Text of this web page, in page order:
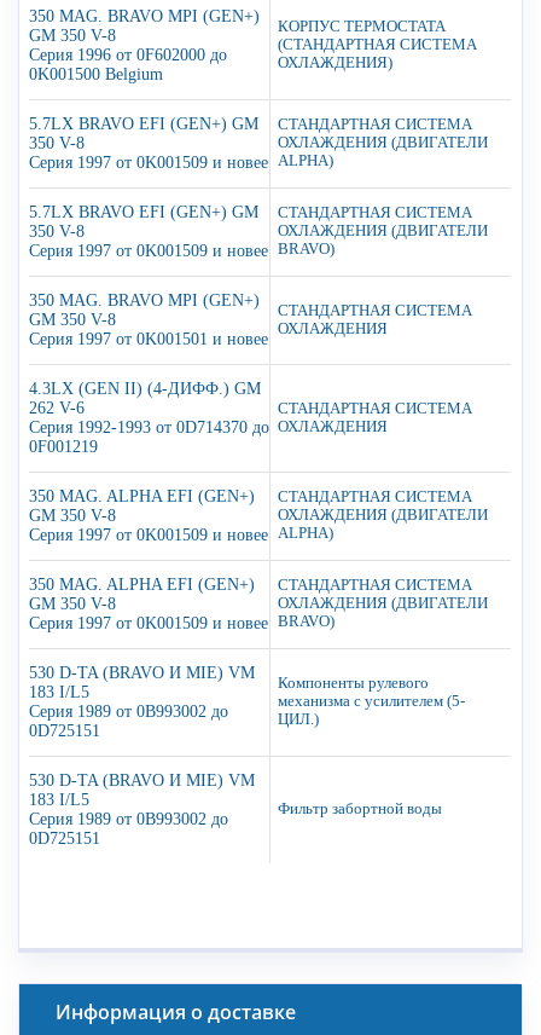
350 MAG. BRAVO MPI (GEN+)
GM 350 V-8
Серия 1996 от 0F602000 до
0K001500 Belgium
КОРПУС ТЕРМОСТАТА
(СТАНДАРТНАЯ СИСТЕМА
ОХЛАЖДЕНИЯ)
5.7LX BRAVO EFI (GEN+) GM
350 V-8
Серия 1997 от 0K001509 и новее
СТАНДАРТНАЯ СИСТЕМА
ОХЛАЖДЕНИЯ (ДВИГАТЕЛИ
ALPHA)
5.7LX BRAVO EFI (GEN+) GM
350 V-8
Серия 1997 от 0K001509 и новее
СТАНДАРТНАЯ СИСТЕМА
ОХЛАЖДЕНИЯ (ДВИГАТЕЛИ
BRAVO)
350 MAG. BRAVO MPI (GEN+)
GM 350 V-8
Серия 1997 от 0K001501 и новее
СТАНДАРТНАЯ СИСТЕМА
ОХЛАЖДЕНИЯ
4.3LX (GEN II) (4-ДИФФ.) GM
262 V-6
Серия 1992-1993 от 0D714370 до
0F001219
СТАНДАРТНАЯ СИСТЕМА
ОХЛАЖДЕНИЯ
350 MAG. ALPHA EFI (GEN+)
GM 350 V-8
Серия 1997 от 0K001509 и новее
СТАНДАРТНАЯ СИСТЕМА
ОХЛАЖДЕНИЯ (ДВИГАТЕЛИ
ALPHA)
350 MAG. ALPHA EFI (GEN+)
GM 350 V-8
Серия 1997 от 0K001509 и новее
СТАНДАРТНАЯ СИСТЕМА
ОХЛАЖДЕНИЯ (ДВИГАТЕЛИ
BRAVO)
530 D-TA (BRAVO И MIE) VM
183 I/L5
Серия 1989 от 0B993002 до
0D725151
Компоненты рулевого
механизма с усилителем (5-
ЦИЛ.)
530 D-TA (BRAVO И MIE) VM
183 I/L5
Серия 1989 от 0B993002 до
0D725151
Фильтр забортной воды
Информация о доставке